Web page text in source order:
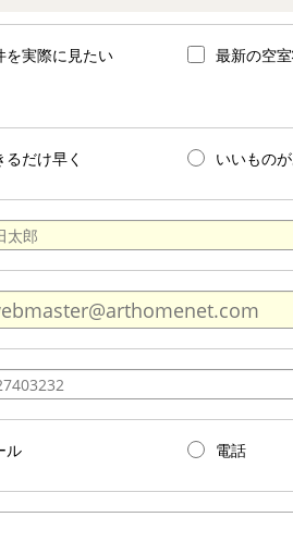
を実際に見たい 最新の空
るだけ早く いいもの
ル 電話